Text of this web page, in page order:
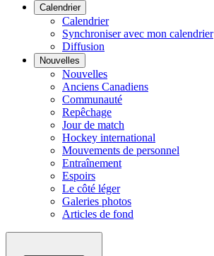
Calendrier
Calendrier
Synchroniser avec mon calendrier
Diffusion
Nouvelles
Nouvelles
Anciens Canadiens
Communauté
Repêchage
Jour de match
Hockey international
Mouvements de personnel
Entraînement
Espoirs
Le côté léger
Galeries photos
Articles de fond